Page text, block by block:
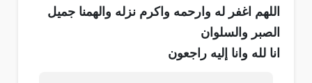
اللهم اغفر له وارحمه واكرم نزله والهمنا جميل
الصبر والسلوان
انا لله وانا إليه راجعون